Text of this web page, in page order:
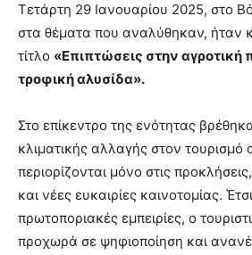
Τετάρτη 29 Ιανουαρίου 2025, στο
στα θέματα που αναλύθηκαν, ήταν
τίτλο «Επιπτώσεις στην αγροτική
τροφική αλυσίδα».
Στο επίκεντρο της ενότητας
κλιματικής αλλαγής στον τουρισμό
περιορίζονται μόνο στις
και νέες ευκαιρίες καινοτομίας.
πρωτοποριακές εμπειρίες, ο
προχωρά σε ψηφιοποίηση και